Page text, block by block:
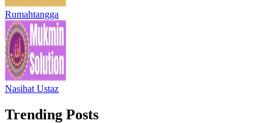
Rumahtangga
Nasihat Ustaz
Trending Posts